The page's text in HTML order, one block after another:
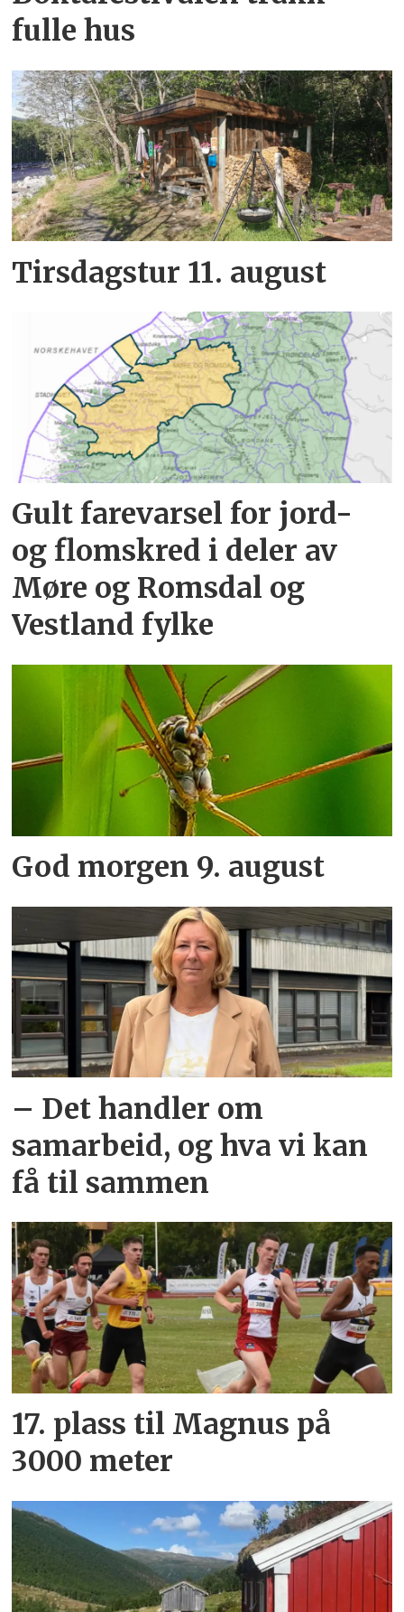
fulle hus
Tirsdagstur 11. august
Gult farevarsel for jord-
og flomskred i deler av
Møre og Romsdal og
Vestland fylke
God morgen 9. august
– Det handler om
samarbeid, og hva vi kan
få til sammen
17. plass til Magnus på
3000 meter